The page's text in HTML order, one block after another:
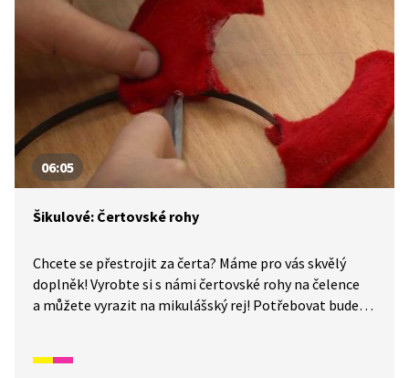
06:05
Šikulové: Čertovské rohy
Chcete se přestrojit za čerta? Máme pro vás skvělý
doplněk! Vyrobte si s námi čertovské rohy na čelence
a můžete vyrazit na mikulášský rej! Potřebovat budete
pekla dřív, než stihnete pořádně zablekotat.